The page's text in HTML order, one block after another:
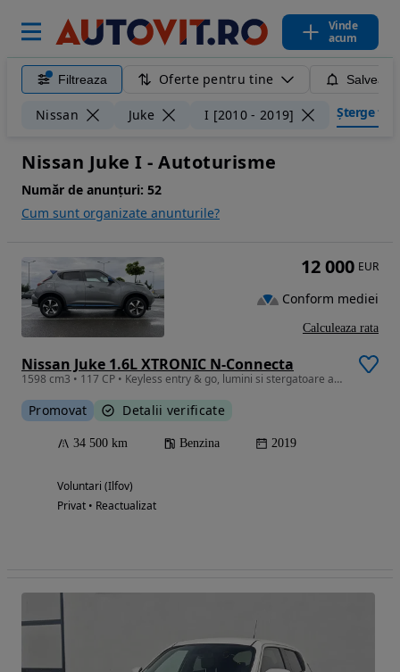
Vinde
acum
Filtreaza Oferte pentru tine
Nissan Juke I [2010 - 2019] Șterge
Nissan Juke I - Autoturisme
Număr de anunțuri: 52
Cum sunt organizate anunturile?
Nissan Juke 1.6L XTRONIC N-Connecta
1598 cm3 • 117 CP • Keyless entry & go, lumini si stergatoare automate, senzori parcare
Promovat Detalii verificate
34 500 km Benzina 2019
Voluntari (Ilfov)
Privat • Reactualizat
12 000 EUR
Conform mediei
Calculeaza rata